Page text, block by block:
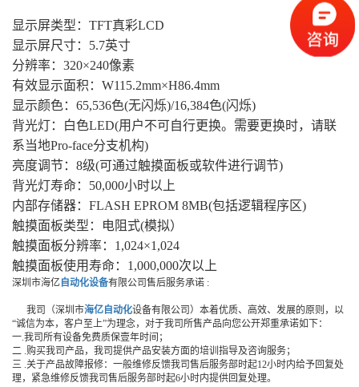
显示屏类型：TFT真彩LCD
显示屏尺寸：5.7英寸
分辨率：320×240像素
有效显示面积：W115.2mm×H86.4mm
显示颜色：65,536色(无闪烁)/16,384色(闪烁)
背光灯：白色LED(用户不可自行更换。需要更换时，请联
系当地Pro-face分支机构)
亮度调节：8级(可通过触摸面板或软件进行调节)
背光灯寿命：50,000小时以上
内部存储器：FLASH EPROM 8MB(包括逻辑程序区)
触摸面板类型：电阻式(模拟）
触摸面板分辨率：1,024×1,024
触摸面板使用寿命：1,000,000次以上
深圳市海亿 自动化设备有限公司售后服务承诺 :
我司（深圳市海亿自动化设备有限公司）本着优质、高效、发展的原则，以
“诚信为本，客户至上”为理念，对于我司所售产品向您公开郑重承诺如下：
一.我司所有设备免费质保壹年时间；
二 .购买我司产品，我司提供产品安装方面的培训指导及咨询服务；
三 .关于产品故障报修：一般维修反馈我司售后服务部时起12小时内给予回复处
理，紧急维修反馈我司售后服务部时起6小时内提供回复处理。